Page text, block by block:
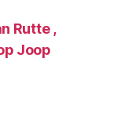
Rutte ,
Joop